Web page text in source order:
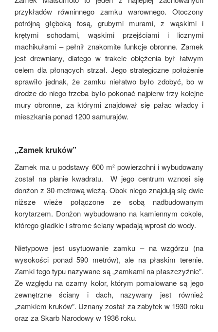
przykładów równinnego zamku warownego. Otoczony
potrójną głęboką fosą, grubymi murami, z wąskimi i
krętymi schodami, wąskimi przejściami i licznymi
machikułami – pełnił znakomite funkcje obronne. Zamek
jest drewniany, dlatego w trakcie oblężenia był łatwym
celem dla płonących strzał. Jego strategiczne położenie
sprawiło jednak, że zamku niełatwo było zdobyć, bo w
drodze do niego trzeba było pokonać najpierw trzy kolejne
mury obronne, za którymi znajdował się pałac władcy i
mieszkania ponad 1200 samurajów.
„Zamek kruków”
Zamek ma u podstawy 600 m² powierzchni i wybudowany
został na planie kwadratu. W jego centrum wznosi się
donżon z 30-metrową wieżą. Obok niego znajdują się dwie
niższe wieże połączone ze sobą nadbudowanym
korytarzem. Donżon wybudowano na kamiennym cokole,
którego gładkie i strome ściany wpadają wprost do wody.
Nietypowe jest usytuowanie zamku – na wzgórzu (na
wysokości ponad 590 metrów), ale na płaskim terenie.
Zamki tego typu nazywane są „zamkami na płaszczyźnie”.
Ze względu na czarny kolor, którym pomalowane są jego
zewnętrzne ściany i dach, nazywany jest również
„zamkiem kruków”. Uznany został za zabytek w 1930 roku
oraz za Skarb Narodowy w 1936 roku.